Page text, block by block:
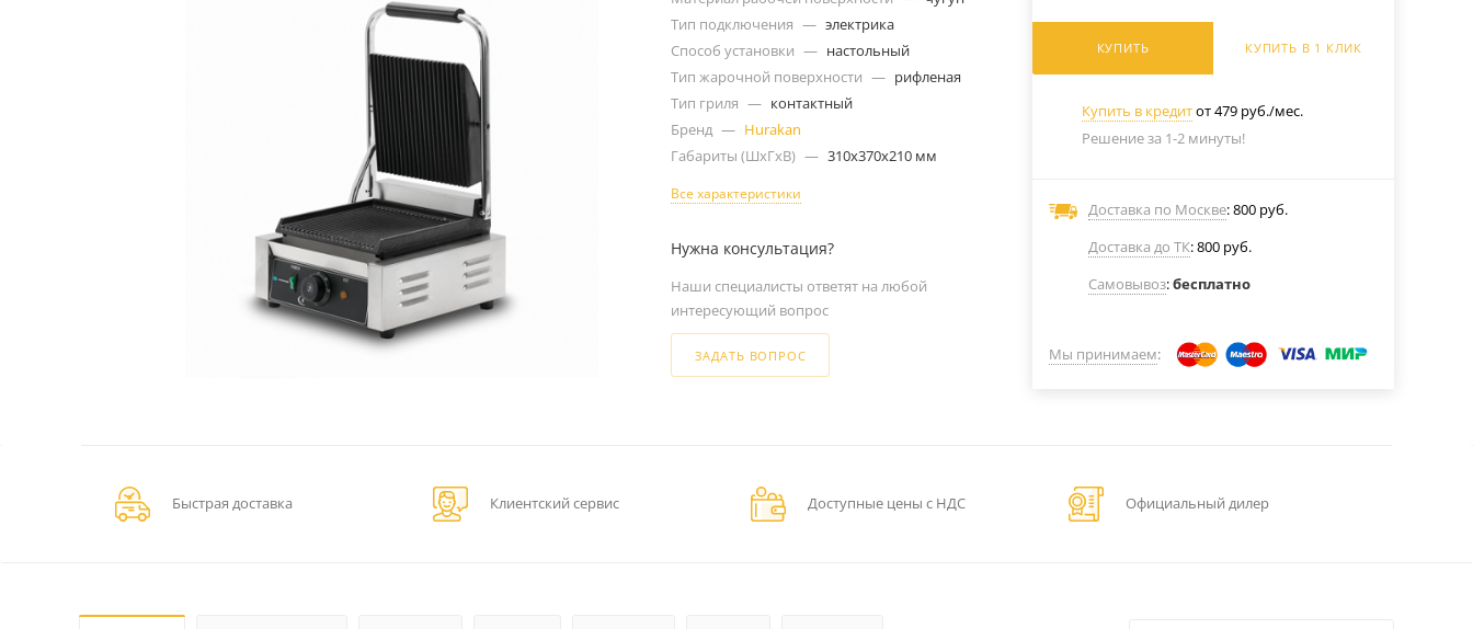
Тип подключения — электрика
Способ установки — настольный
Тип жарочной поверхности — рифленая
Тип гриля — контактный
Бренд — Hurakan
Габариты (ШxГxВ) — 310x370x210 мм
Все характеристики
Нужна консультация?
Наши специалисты ответят на любой
интересующий вопрос
ЗАДАТЬ ВОПРОС
КУПИТЬ КУПИТЬ В 1 КЛИК
Купить в кредитот 479 руб./мес.
Решение за 1-2 минуты!
Доставка по Москве: 800 руб.
Доставка до ТК: 800 руб.
Самовывоз:бесплатно
Мы принимаем:
Быстрая доставка Клиентский сервис Доступные цены с НДС Официальный дилер